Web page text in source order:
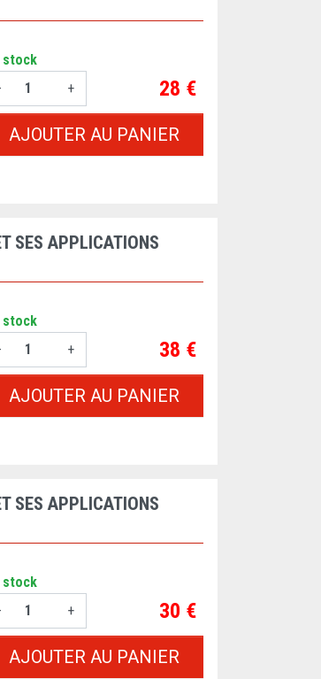
stock
+ Prix
28 €
AJOUTER AU PANIER
SES APPLICATIONS
stock
+ Prix
38 €
AJOUTER AU PANIER
SES APPLICATIONS
stock
+ Prix
30 €
AJOUTER AU PANIER